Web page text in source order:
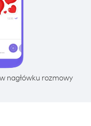
nagłówku rozmowy